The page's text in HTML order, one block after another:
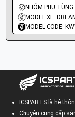
MODEL XE:
MODEL CODE:
ICSPARTS là hệ
Chuyên cung cấp